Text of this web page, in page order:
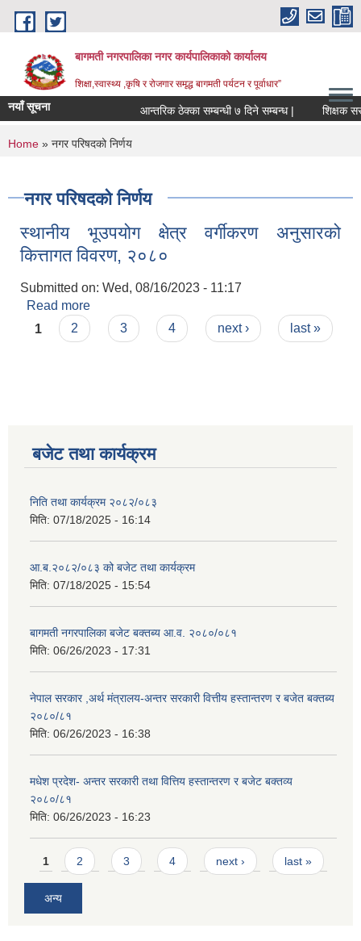
Skip to main content
बागमती नगरपालिका नगर कार्यपालिकाको कार्यालय
शिक्षा,स्वास्थ्य ,कृषि र रोजगार समृद्ध बागमती पर्यटन र पूर्वाधार”
नयाँ सूचना आन्तरिक ठेक्का सम्बन्धी ७ दिने सम्बन्ध |
You are here
Home » नगर परिषदको निर्णय
नगर परिषदको निर्णय
स्थानीय भूउपयोग क्षेत्र वर्गीकरण अनुसारको
कित्तागत विवरण, २०८०
Submitted on: Wed, 08/16/2023 - 11:17
Read more
कित्तागत विवरण, २०८०
Pages
1 2 3 4 next › last »
बजेट तथा कार्यक्रम
निति तथा कार्यक्रम २०८२/०८३
मिति: 07/18/2025 - 16:14
आ.ब.२०८२/०८३ को बजेट तथा कार्यक्रम
मिति: 07/18/2025 - 15:54
बागमती नगरपालिका बजेट बक्तब्य आ.व. २०८०/०८१
मिति: 06/26/2023 - 17:31
नेपाल सरकार ,अर्थ मंत्रालय-अन्तर सरकारी वित्तीय हस्तान्तरण र बजेत बक्तब्य
२०८०/८१
मिति: 06/26/2023 - 16:38
मधेश प्रदेश- अन्तर सरकारी तथा वित्तिय हस्तान्तरण र बजेट बक्तव्य
२०८०/८१
मिति: 06/26/2023 - 16:23
Pages
1 2 3 4 next › last »
अन्य